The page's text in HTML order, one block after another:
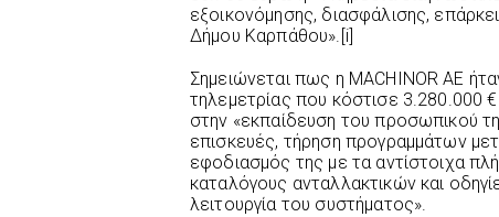
εξοικονόμησης, διασφάλισης,
Δήμου Καρπάθου».[i]
Σημειώνεται πως η ΜACHINOR AE
τηλεμετρίας που κόστισε 3.280.000
στην «εκπαίδευση του προσωπικού
επισκευές, τήρηση προγραμμάτων
εφοδιασμός της με τα αντίστοιχα
καταλόγους ανταλλακτικών και
λειτουργία του συστήματος».